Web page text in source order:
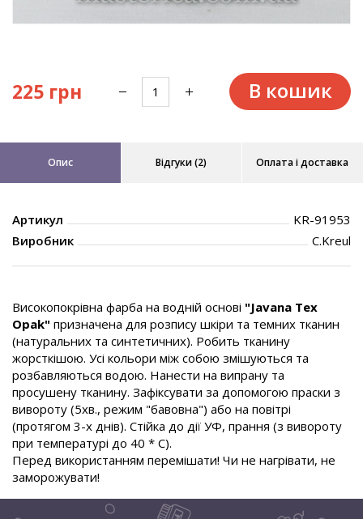
225 грн В кошик
Опис Відгуки (2) Оплата і доставка
Артикул
KR-91953
Виробник
C.Kreul
Високопокрівна фарба на водній основі "Javana Tex
Opak" призначена для розпису шкіри та темних тканин
(натуральних та синтетичних). Робить тканину
жорсткішою. Усі кольори між собою змішуються та
розбавляються водою. Нанести на випрану та
просушену тканину. Зафіксувати за допомогою праски з
вивороту (5хв., режим "бавовна") або на повітрі
(протягом 3-х днів). Стійка до дії УФ, прання (з вивороту
при температурі до 40 * С).
Перед використанням перемішати! Чи не нагрівати, не
заморожувати!